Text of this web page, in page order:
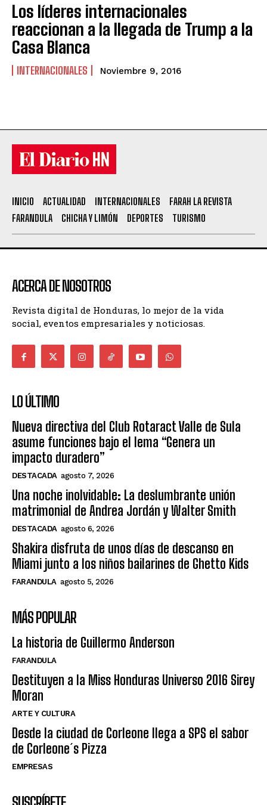
Los líderes internacionales
reaccionan a la llegada de Trump a la
Casa Blanca
INTERNACIONALES Noviembre 9, 2016
INICIO ACTUALIDAD INTERNACIONALES
FARAH LA REVISTA
FARANDULA
CHICHA Y LIMÓN DEPORTES TURISMO
ACERCA DE NOSOTROS
Revista digital de Honduras, lo mejor de la vida
social, eventos empresariales y noticiosas.
LO ÚLTIMO
Nueva directiva del Club Rotaract Valle de Sula
asume funciones bajo el lema “Genera un
impacto duradero”
DESTACADA agosto 7, 2026
Una noche inolvidable: La deslumbrante unión
matrimonial de Andrea Jordán y Walter Smith
DESTACADA agosto 6, 2026
Shakira disfruta de unos días de descanso en
Miami junto a los niños bailarines de Ghetto Kids
FARANDULA agosto 5, 2026
MÁS POPULAR
La historia de Guillermo Anderson
FARANDULA
Destituyen a la Miss Honduras Universo 2016 Sirey
Moran
ARTE Y CULTURA
Desde la ciudad de Corleone llega a SPS el sabor
de Corleone´s Pizza
EMPRESAS